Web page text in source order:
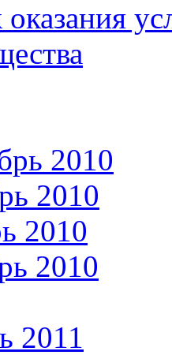
2010
2010
2010
2010
2011